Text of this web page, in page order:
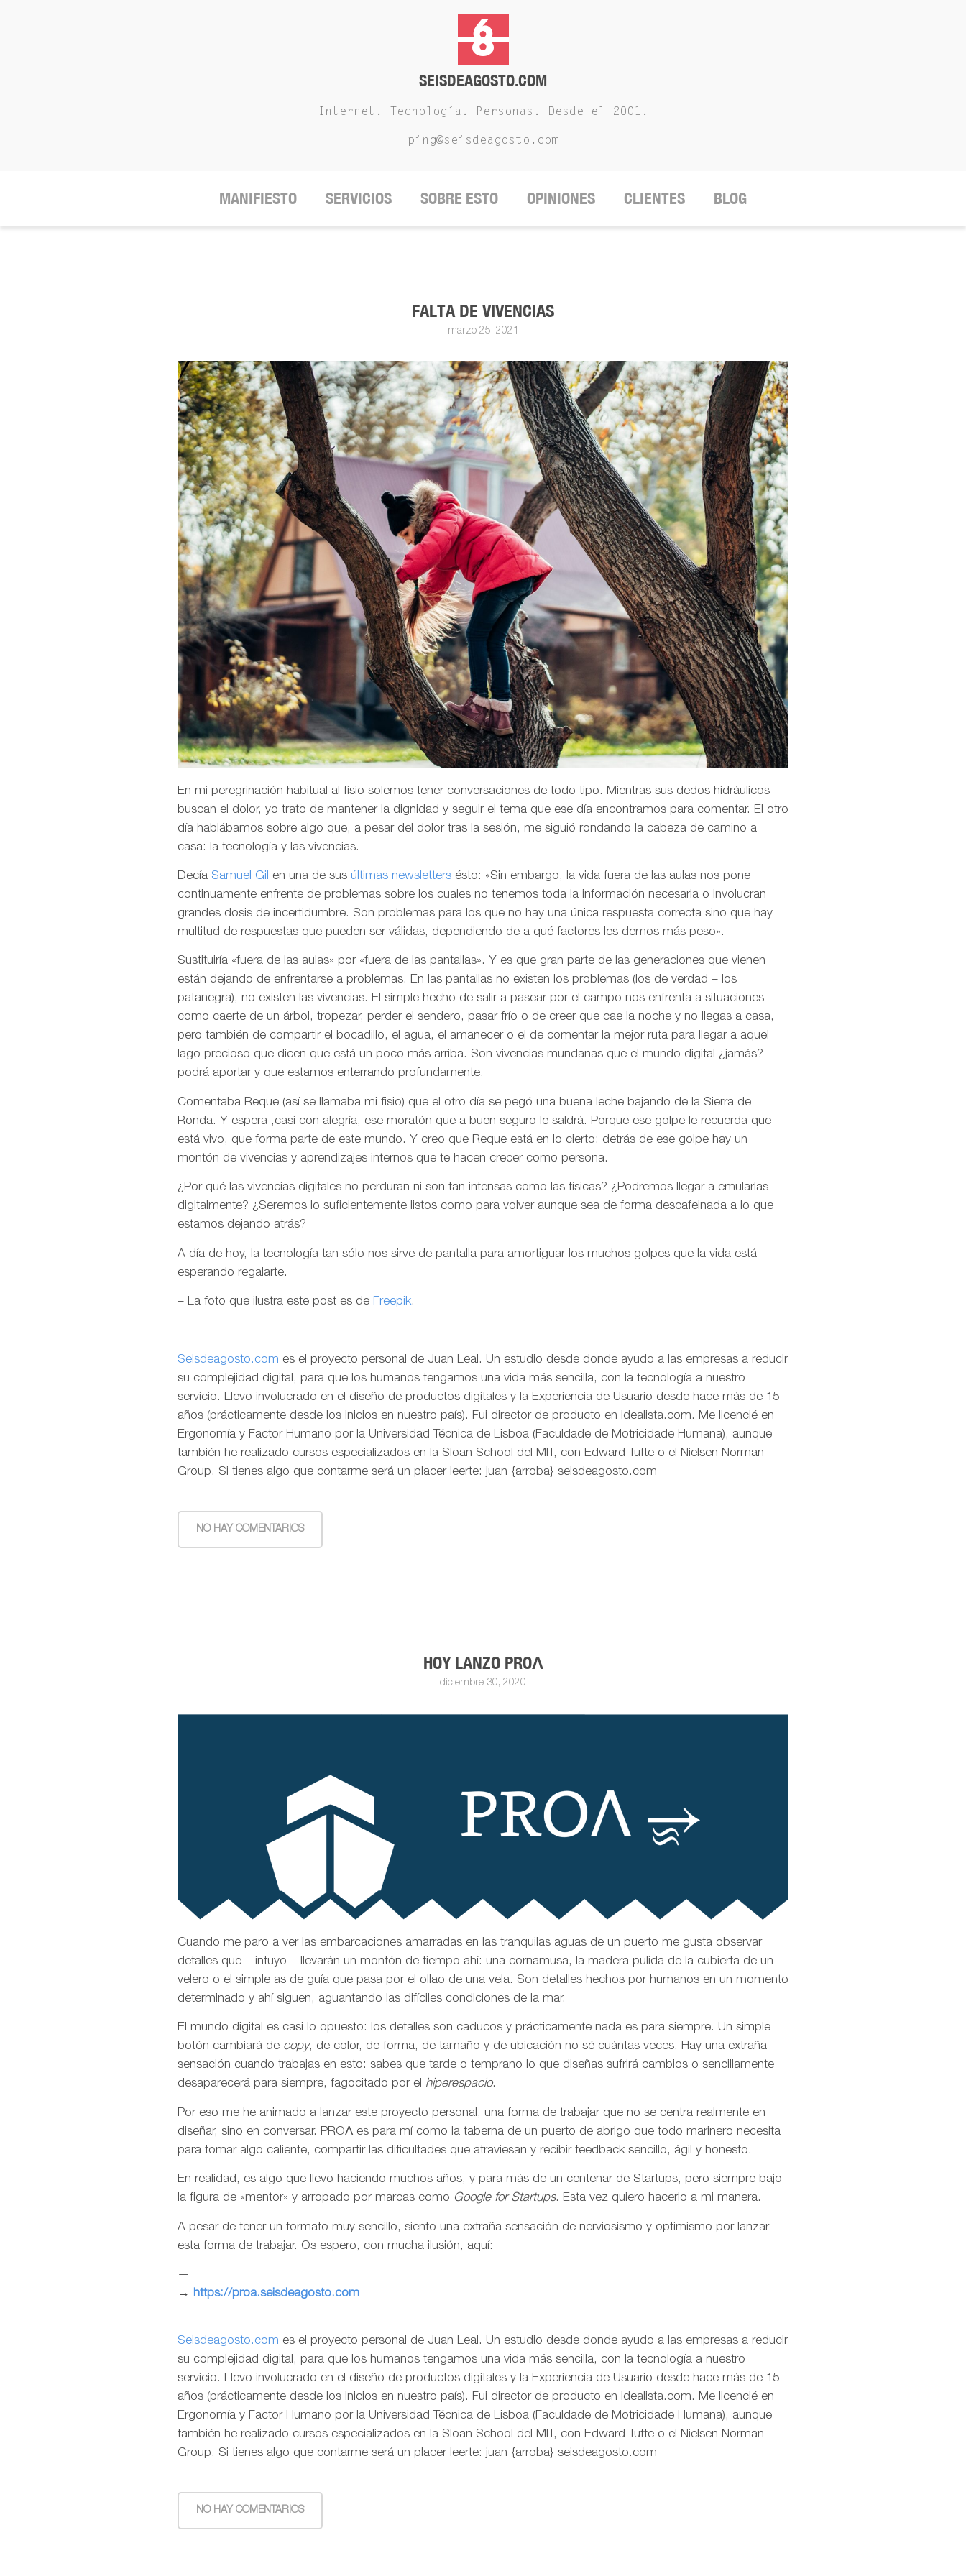
SEISDEAGOSTO.COM
Internet. Tecnología. Personas. Desde el 2001.
ping@seisdeagosto.com
MANIFIESTO SERVICIOS SOBRE ESTO OPINIONES CLIENTES BLOG
FALTA DE VIVENCIAS
marzo 25, 2021
En mi peregrinación habitual al fisio solemos tener conversaciones de todo tipo. Mientras sus dedos hidráulicos
buscan el dolor, yo trato de mantener la dignidad y seguir el tema que ese día encontramos para comentar. El otro
día hablábamos sobre algo que, a pesar del dolor tras la sesión, me siguió rondando la cabeza de camino a
casa: la tecnología y las vivencias.
Decía Samuel Gil en una de sus últimas newsletters ésto: «Sin embargo, la vida fuera de las aulas nos pone
continuamente enfrente de problemas sobre los cuales no tenemos toda la información necesaria o involucran
grandes dosis de incertidumbre. Son problemas para los que no hay una única respuesta correcta sino que hay
multitud de respuestas que pueden ser válidas, dependiendo de a qué factores les demos más peso».
Sustituiría «fuera de las aulas» por «fuera de las pantallas». Y es que gran parte de las generaciones que vienen
están dejando de enfrentarse a problemas. En las pantallas no existen los problemas (los de verdad – los
patanegra), no existen las vivencias. El simple hecho de salir a pasear por el campo nos enfrenta a situaciones
como caerte de un árbol, tropezar, perder el sendero, pasar frío o de creer que cae la noche y no llegas a casa,
pero también de compartir el bocadillo, el agua, el amanecer o el de comentar la mejor ruta para llegar a aquel
lago precioso que dicen que está un poco más arriba. Son vivencias mundanas que el mundo digital ¿jamás?
podrá aportar y que estamos enterrando profundamente.
Comentaba Reque (así se llamaba mi fisio) que el otro día se pegó una buena leche bajando de la Sierra de
Ronda. Y espera ,casi con alegría, ese moratón que a buen seguro le saldrá. Porque ese golpe le recuerda que
está vivo, que forma parte de este mundo. Y creo que Reque está en lo cierto: detrás de ese golpe hay un
montón de vivencias y aprendizajes internos que te hacen crecer como persona.
¿Por qué las vivencias digitales no perduran ni son tan intensas como las físicas? ¿Podremos llegar a emularlas
digitalmente? ¿Seremos lo suficientemente listos como para volver aunque sea de forma descafeinada a lo que
estamos dejando atrás?
A día de hoy, la tecnología tan sólo nos sirve de pantalla para amortiguar los muchos golpes que la vida está
esperando regalarte.
– La foto que ilustra este post es de Freepik.
—
Seisdeagosto.com es el proyecto personal de Juan Leal. Un estudio desde donde ayudo a las empresas a reducir
su complejidad digital, para que los humanos tengamos una vida más sencilla, con la tecnología a nuestro
servicio. Llevo involucrado en el diseño de productos digitales y la Experiencia de Usuario desde hace más de 15
años (prácticamente desde los inicios en nuestro país). Fui director de producto en idealista.com. Me licencié en
Ergonomía y Factor Humano por la Universidad Técnica de Lisboa (Faculdade de Motricidade Humana), aunque
también he realizado cursos especializados en la Sloan School del MIT, con Edward Tufte o el Nielsen Norman
Group. Si tienes algo que contarme será un placer leerte: juan {arroba} seisdeagosto.com
NO HAY COMENTARIOS
HOY LANZO PROΛ
diciembre 30, 2020
Cuando me paro a ver las embarcaciones amarradas en las tranquilas aguas de un puerto me gusta observar
detalles que – intuyo – llevarán un montón de tiempo ahí: una cornamusa, la madera pulida de la cubierta de un
velero o el simple as de guía que pasa por el ollao de una vela. Son detalles hechos por humanos en un momento
determinado y ahí siguen, aguantando las difíciles condiciones de la mar.
El mundo digital es casi lo opuesto: los detalles son caducos y prácticamente nada es para siempre. Un simple
botón cambiará de copy, de color, de forma, de tamaño y de ubicación no sé cuántas veces. Hay una extraña
sensación cuando trabajas en esto: sabes que tarde o temprano lo que diseñas sufrirá cambios o sencillamente
desaparecerá para siempre, fagocitado por el hiperespacio.
Por eso me he animado a lanzar este proyecto personal, una forma de trabajar que no se centra realmente en
diseñar, sino en conversar. PROΛ es para mí como la taberna de un puerto de abrigo que todo marinero necesita
para tomar algo caliente, compartir las dificultades que atraviesan y recibir feedback sencillo, ágil y honesto.
En realidad, es algo que llevo haciendo muchos años, y para más de un centenar de Startups, pero siempre bajo
la figura de «mentor» y arropado por marcas como Google for Startups. Esta vez quiero hacerlo a mi manera.
A pesar de tener un formato muy sencillo, siento una extraña sensación de nerviosismo y optimismo por lanzar
esta forma de trabajar. Os espero, con mucha ilusión, aquí:
—
→ https://proa.seisdeagosto.com
—
Seisdeagosto.com es el proyecto personal de Juan Leal. Un estudio desde donde ayudo a las empresas a reducir
su complejidad digital, para que los humanos tengamos una vida más sencilla, con la tecnología a nuestro
servicio. Llevo involucrado en el diseño de productos digitales y la Experiencia de Usuario desde hace más de 15
años (prácticamente desde los inicios en nuestro país). Fui director de producto en idealista.com. Me licencié en
Ergonomía y Factor Humano por la Universidad Técnica de Lisboa (Faculdade de Motricidade Humana), aunque
también he realizado cursos especializados en la Sloan School del MIT, con Edward Tufte o el Nielsen Norman
Group. Si tienes algo que contarme será un placer leerte: juan {arroba} seisdeagosto.com
NO HAY COMENTARIOS